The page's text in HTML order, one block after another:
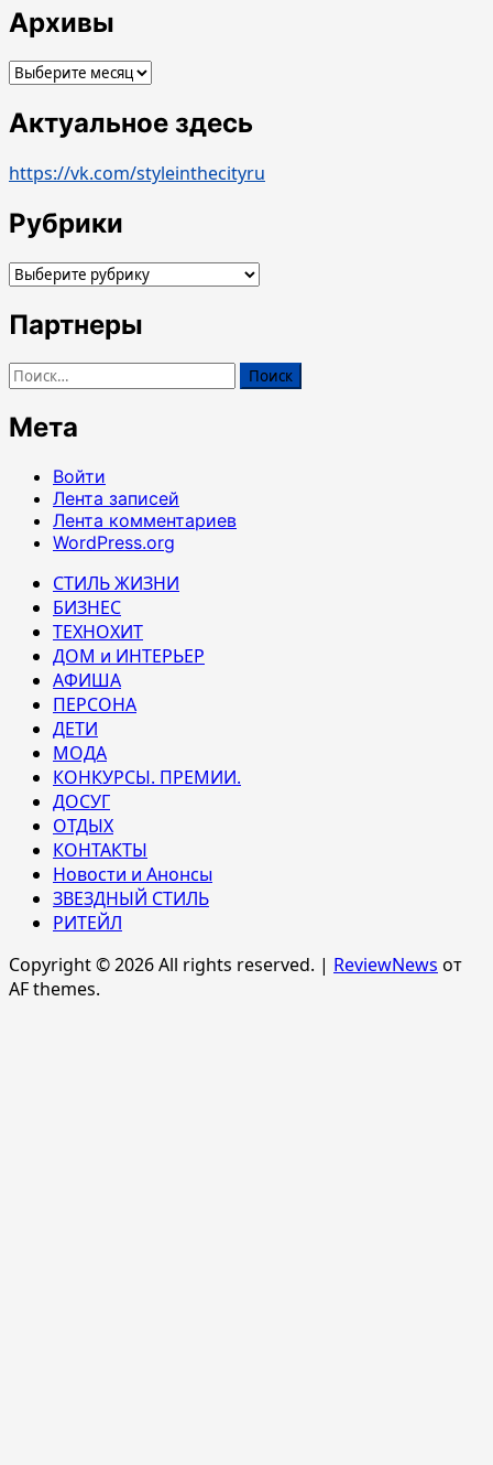
Архивы
Архивы
Актуальное здесь
https://vk.com/styleinthecityru
Рубрики
Рубрики
Партнеры
Найти:
Мета
Войти
Лента записей
Лента комментариев
WordPress.org
СТИЛЬ ЖИЗНИ
БИЗНЕС
ТЕХНОХИТ
ДОМ и ИНТЕРЬЕР
АФИША
ПЕРСОНА
ДЕТИ
МОДА
КОНКУРСЫ. ПРЕМИИ.
ДОСУГ
ОТДЫХ
КОНТАКТЫ
Новости и Анонсы
ЗВЕЗДНЫЙ СТИЛЬ
РИТЕЙЛ
Copyright © 2026 All rights reserved. | ReviewNews от
AF themes.